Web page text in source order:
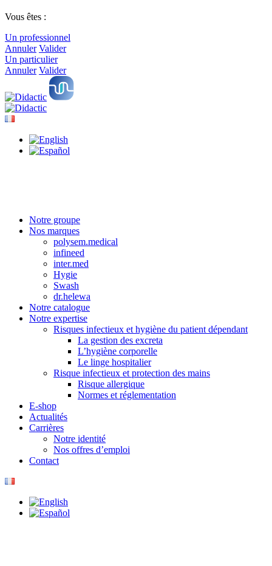
Vous êtes :
Un professionnel
Annuler Valider
Un particulier
Annuler Valider
Notre groupe
Nos marques
polysem.medical
infineed
inter.med
Hygie
Swash
dr.helewa
Notre catalogue
Notre expertise
Risques infectieux et hygiène du patient dépendant
La gestion des excreta
L’hygiène corporelle
Le linge hospitalier
Risque infectieux et protection des mains
Risque allergique
Normes et réglementation
E-shop
Actualités
Carrières
Notre identité
Nos offres d’emploi
Contact